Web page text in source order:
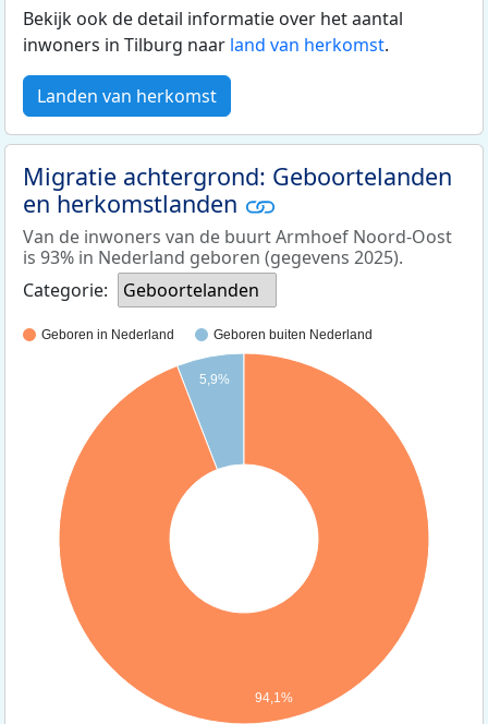
Bekijk ook de detail informatie over het aantal
inwoners in Tilburg naar land van herkomst.
Landen van herkomst
Migratie achtergrond: Geboortelanden
en herkomstlanden
Van de inwoners van de buurt Armhoef Noord-Oost
is 93% in Nederland geboren (gegevens 2025).
Categorie:
Geboortelanden
Geboren in Nederland Geboren buiten Nederland
5,9%
94,1%